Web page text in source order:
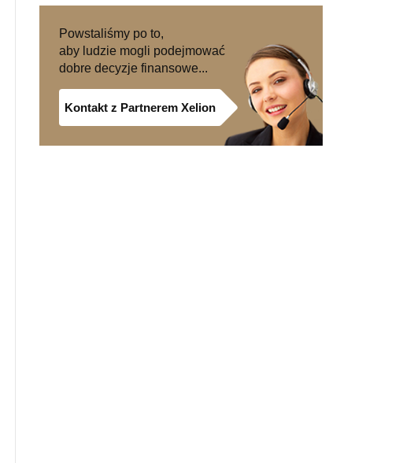
Powstaliśmy po to,
aby ludzie mogli podejmować
dobre decyzje finansowe...
Kontakt z Partnerem Xelion